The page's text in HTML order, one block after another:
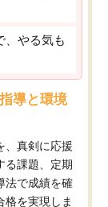
、やる気も
導と環境
、真剣に応援
る課題、定期
法で成績を確
格を実現しま